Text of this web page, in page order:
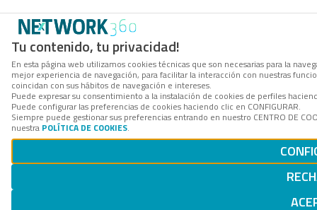
Tu contenido, tu privacidad!
En esta página web utilizamos cookies técnicas que son necesarias para la
mejor experiencia de navegación, para facilitar la interacción con nuestras
coincidan con sus hábitos de navegación e intereses.
Puede expresar su consentimiento a la instalación de cookies de perfiles
Puede configurar las preferencias de cookies haciendo clic en CONFIGURAR.
Siempre puede gestionar sus preferencias entrando en nuestro CENTRO DE
nuestra POLÍTICA DE COOKIES.